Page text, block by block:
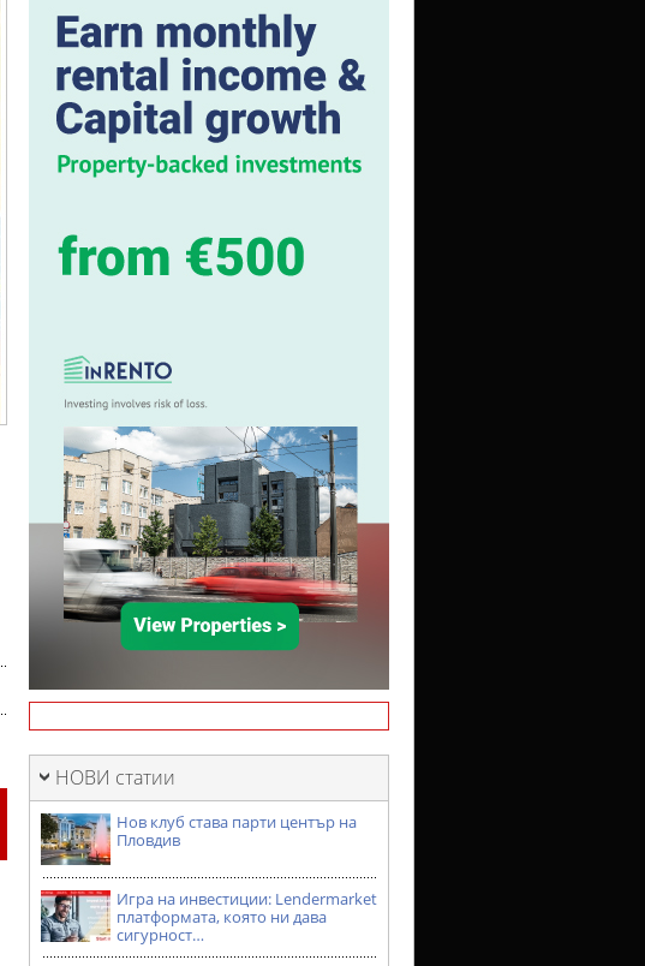
НОВИ статии
Нов клуб става парти център на
Пловдив
Игра на инвестиции: Lendermarket
платформата, която ни дава
сигурност…